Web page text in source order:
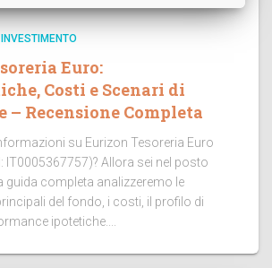
Euro:
Costi e Scenari di
– Recensione Completa
su Eurizon Tesoreria Euro
IT0005367757)? Allora sei nel posto
guida completa analizzeremo le
del fondo, i costi, il profilo di
ipotetiche....